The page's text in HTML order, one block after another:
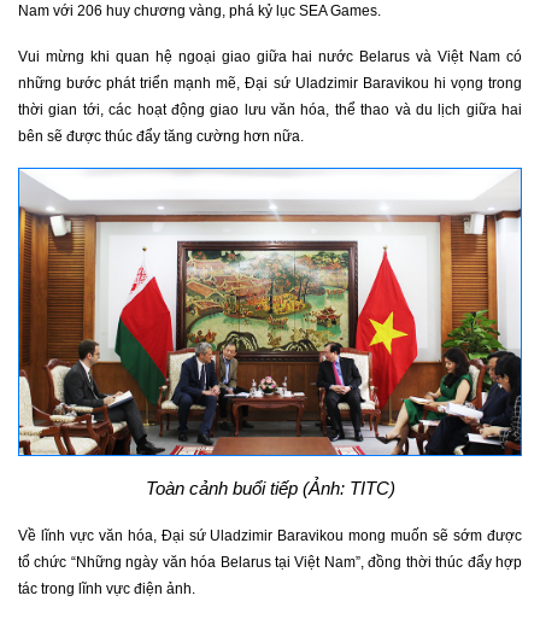
Nam với 206 huy chương vàng, phá kỷ lục SEA Games.
Vui mừng khi quan hệ ngoại giao giữa hai nước Belarus và Việt Nam có
những bước phát triển mạnh mẽ, Đại sứ Uladzimir Baravikou hi vọng trong
thời gian tới, các hoạt động giao lưu văn hóa, thể thao và du lịch giữa hai
bên sẽ được thúc đẩy tăng cường hơn nữa.
Toàn cảnh buổi tiếp (Ảnh: TITC)
Về lĩnh vực văn hóa, Đại sứ Uladzimir Baravikou mong muốn sẽ sớm được
tổ chức “Những ngày văn hóa Belarus tại Việt Nam”, đồng thời thúc đẩy hợp
tác trong lĩnh vực điện ảnh.